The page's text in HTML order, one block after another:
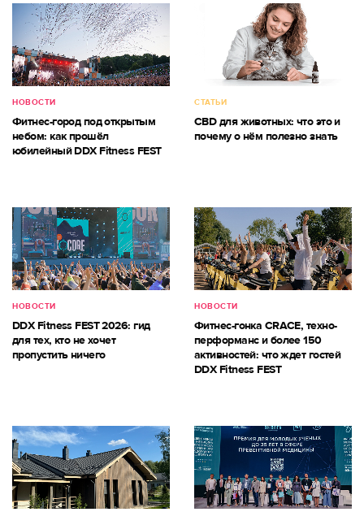
НОВОСТИ
Фитнес-город под открытым
небом: как прошёл
юбилейный DDX Fitness FEST
СТАТЬИ
CBD для животных: что это и
почему о нём полезно знать
НОВОСТИ
DDX Fitness FEST 2026: гид
для тех, кто не хочет
пропустить ничего
НОВОСТИ
Фитнес-гонка CRACE, техно-
перформанс и более 150
активностей: что ждет гостей
DDX Fitness FEST